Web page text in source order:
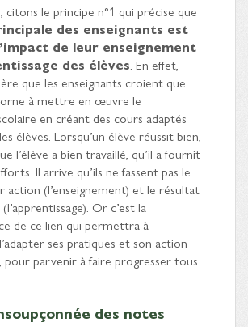
citons le principe n°1 qui précise que
des enseignants est
de leur enseignement
des élèves . En effet,
que les enseignants croient que
à mettre en œuvre le
en créant des cours adaptés
élèves. Lorsqu’un élève réussit bien,
l’élève a bien travaillé, qu’il a fournit
Il arrive qu’ils ne fassent pas le
action (l’enseignement) et le résultat
Or c’est la
de ce lien qui permettra à
ses pratiques et son action
pour parvenir à faire progresser tous
des notes